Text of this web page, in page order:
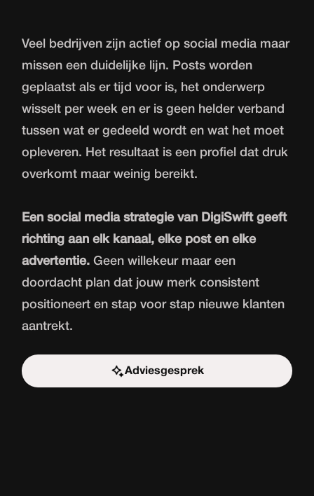
Veel bedrijven zijn actief op social media maar
missen een duidelijke lijn. Posts worden
geplaatst als er tijd voor is, het onderwerp
wisselt per week en er is geen helder verband
tussen wat er gedeeld wordt en wat het moet
opleveren. Het resultaat is een profiel dat druk
overkomt maar weinig bereikt.
Een social media strategie van DigiSwift geeft
richting aan elk kanaal, elke post en elke
advertentie. Geen willekeur maar een
doordacht plan dat jouw merk consistent
positioneert en stap voor stap nieuwe klanten
aantrekt.
Adviesgesprek
Start de uitdaging